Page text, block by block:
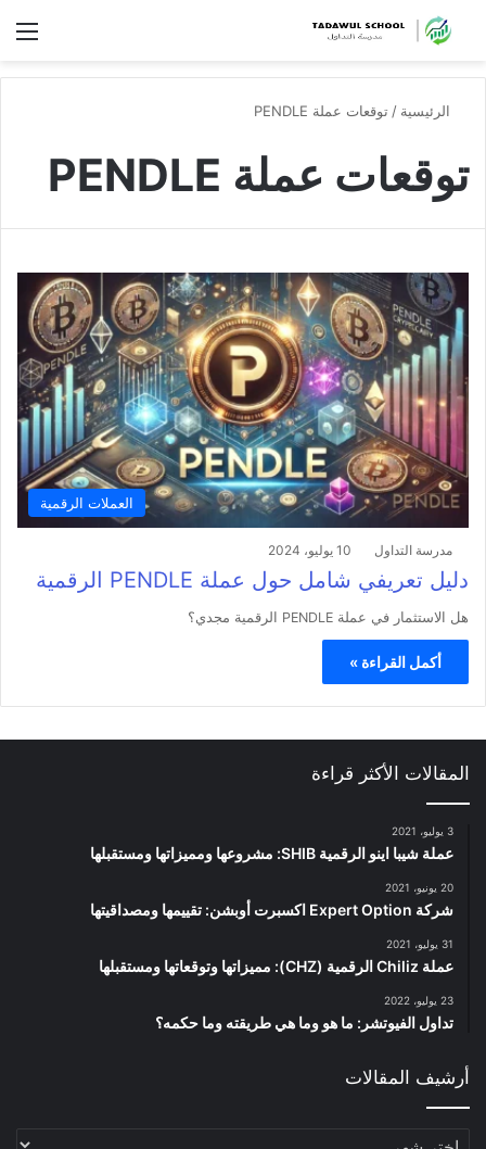
الرئيسية / توقعات عملة PENDLE
توقعات عملة PENDLE
العملات الرقمية
مدرسة التداول 10 يوليو، 2024
دليل تعريفي شامل حول عملة PENDLE الرقمية
هل الاستثمار في عملة PENDLE الرقمية مجدي؟
أكمل القراءة »
المقالات الأكثر قراءة
3 يوليو، 2021
عملة شيبا اينو الرقمية SHIB: مشروعها ومميزاتها ومستقبلها
20 يونيو، 2021
شركة Expert Option اكسبرت أوبشن: تقييمها ومصداقيتها
31 يوليو، 2021
عملة Chiliz الرقمية (CHZ): مميزاتها وتوقعاتها ومستقبلها
23 يوليو، 2022
تداول الفيوتشر: ما هو وما هي طريقته وما حكمه؟
أرشيف المقالات
أرشيف